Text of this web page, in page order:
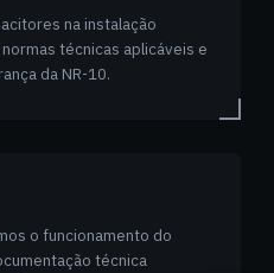
na instalação
técnicas aplicáveis e
da NR-10.
o funcionamento do
técnica